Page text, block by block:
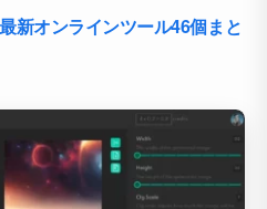
新オンラインツール46個まと